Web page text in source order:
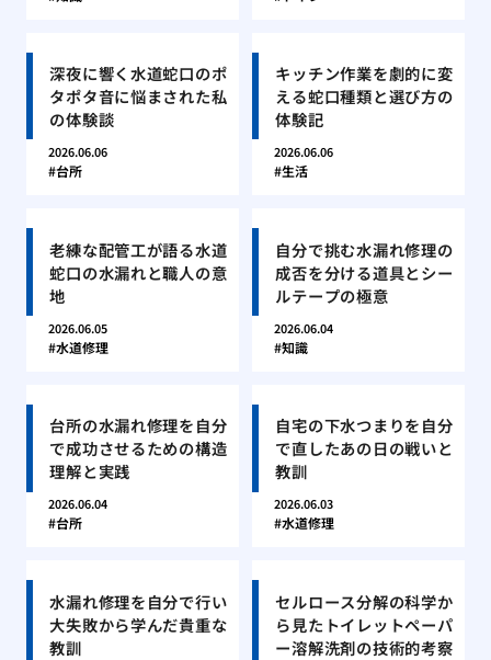
深夜に響く水道蛇口のポ
タポタ音に悩まされた私
の体験談
2026.06.06
台所
キッチン作業を劇的に変
える蛇口種類と選び方の
体験記
2026.06.06
生活
老練な配管工が語る水道
蛇口の水漏れと職人の意
地
2026.06.05
水道修理
自分で挑む水漏れ修理の
成否を分ける道具とシー
ルテープの極意
2026.06.04
知識
台所の水漏れ修理を自分
で成功させるための構造
理解と実践
2026.06.04
台所
自宅の下水つまりを自分
で直したあの日の戦いと
教訓
2026.06.03
水道修理
水漏れ修理を自分で行い
大失敗から学んだ貴重な
教訓
セルロース分解の科学か
ら見たトイレットペーパ
ー溶解洗剤の技術的考察